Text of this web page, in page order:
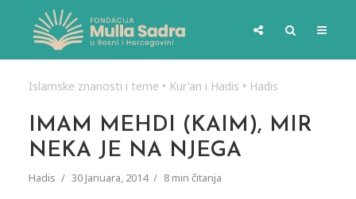
Islamske znanosti i teme • Kur'an i Hadis • Hadis
IMAM MEHDI (KAIM), MIR
NEKA JE NA NJEGA
Hadis 30 Januara, 2014 8 min čitanja